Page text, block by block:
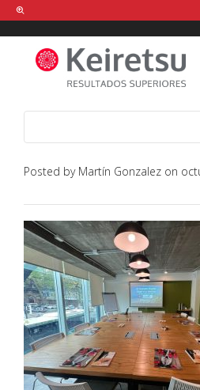
Help me Dante! I'm
shirts in a size
between £ . Show
items, from the
FIND MY
Posted by Martín Gonzalez on